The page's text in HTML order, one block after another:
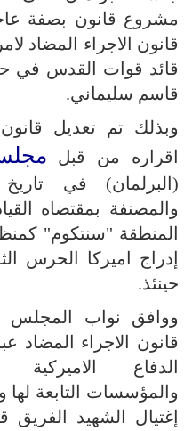
مشروع قانون بصفة
قانون الاجراء المضاد
قائد قوات القدس في
قاسم سليماني.
وبذلك تم تعديل
اقراره من قبل
والمصنفة بمقتضاه
المنطقة "سنتكوم"
إدراج اميركا الحرس
حينئذ.
ووافق نواب المجلس
قانون الاجراء المضاد
الدفاع الاميركية
والمؤسسات التابعة لها
إغتيال الشهيد